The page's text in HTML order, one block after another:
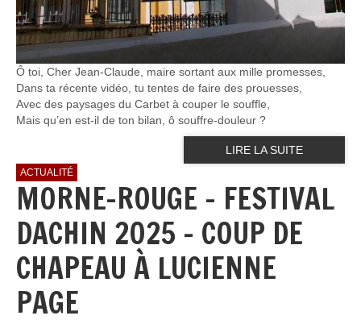
Ô toi, Cher Jean-Claude, maire sortant aux mille promesses,
Dans ta récente vidéo, tu tentes de faire des prouesses,
Avec des paysages du Carbet à couper le souffle,
Mais qu’en est-il de ton bilan, ô souffre-douleur ?
LIRE LA SUITE
ACTUALITÉ
MORNE-ROUGE - FESTIVAL
DACHIN 2025 – COUP DE
CHAPEAU À LUCIENNE
PAGE